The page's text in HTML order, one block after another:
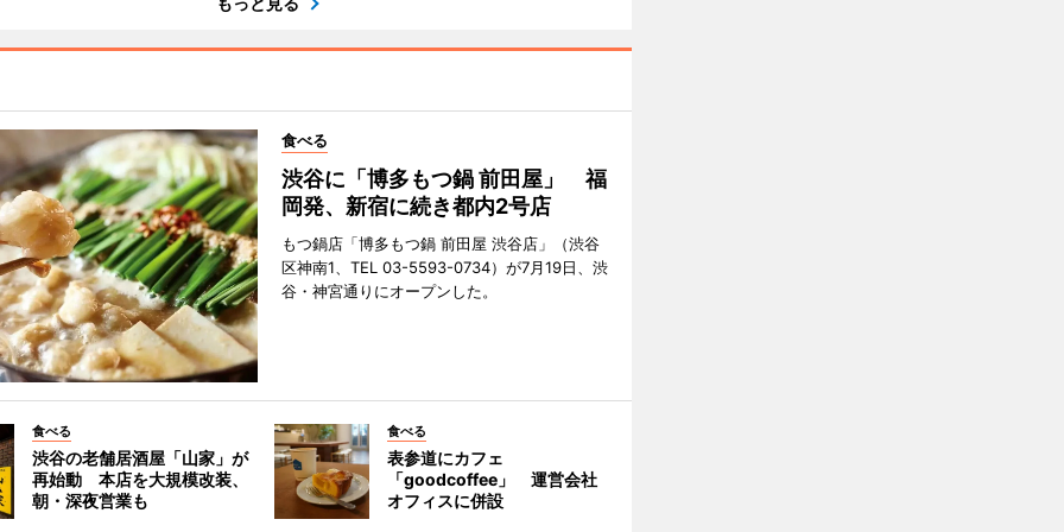
食べる
渋谷に「博多もつ鍋 前田屋」 福
岡発、新宿に続き都内2号店
もつ鍋店「博多もつ鍋 前田屋 渋谷店」（渋谷
区神南1、TEL 03-5593-0734）が7月19日、渋
谷・神宮通りにオープンした。
食べる
渋谷の老舗居酒屋「山家」が
再始動 本店を大規模改装、
朝・深夜営業も
食べる
表参道にカフェ
「goodcoffee」 運営会社
オフィスに併設